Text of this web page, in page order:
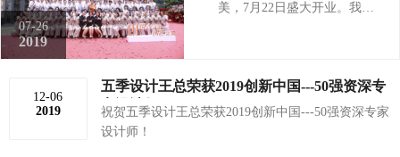
07-26
2019
美，7月22日盛大开业。我们
饮，地产，商业办公，私宅等
空间的室内设计及软饰搭配，
12-06
2019
五季设计王总荣获2019创新中国---50强资深专
家设计师
祝贺五季设计王总荣获2019创新中国---50强资深专家
设计师！